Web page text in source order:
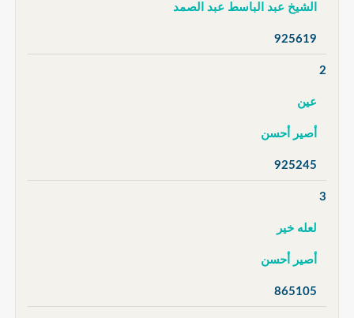
الشيخ عبد الباسط عبد الصمد
925619
2
عين
أصير أحسن
925245
3
لعله خير
أصير أحسن
865105